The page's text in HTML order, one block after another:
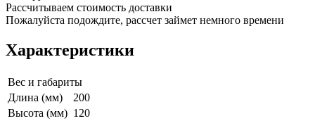
Рассчитываем стоимость доставки
Пожалуйста подождите, рассчет займет немного времени
Характеристики
Вес и габариты
Длина (мм)
200
Высота (мм) 120